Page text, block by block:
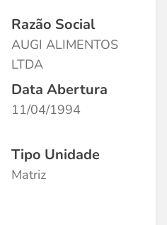
Razão Social
AUGI ALIMENTOS
LTDA
Data Abertura
11/04/1994
Tipo Unidade
Matriz